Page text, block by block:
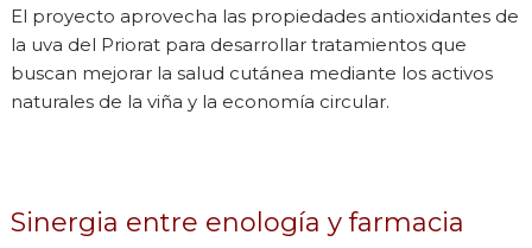
El proyecto aprovecha las propiedades antioxidantes de
la uva del Priorat para desarrollar tratamientos que
buscan mejorar la salud cutánea mediante los activos
naturales de la viña y la economía circular.
Sinergia entre enología y farmacia